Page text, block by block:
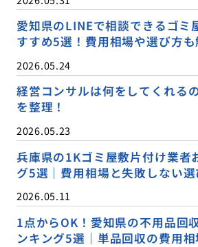
愛知県のLINEで相談できるゴミ
すすめ5選！費用相場や選び方
2026.05.24
経営コンサルは何をしてくれる
を整理！
2026.05.23
兵庫県の1Kゴミ屋敷片付け業者
グ5選｜費用相場と失敗しない選
2026.05.11
1点からOK！愛知県の不用品回
ンキング5選｜単品回収の費用